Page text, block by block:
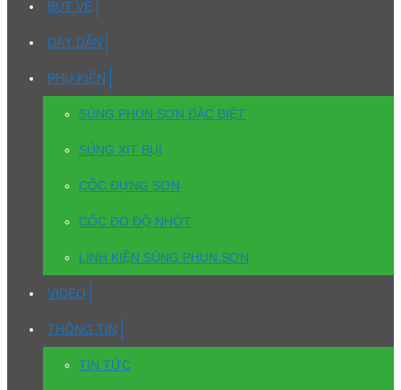
BÚT VẼ
DÂY DẪN
PHỤ KIỆN
SÚNG PHUN SƠN ĐẶC BIỆT
SÚNG XỊT BỤI
CỐC ĐỰNG SƠN
CỐC ĐO ĐỘ NHỚT
LINH KIỆN SÚNG PHUN SƠN
VIDEO
THÔNG TIN
TIN TỨC